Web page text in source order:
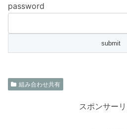
password
組み合わせ共有
スポンサー